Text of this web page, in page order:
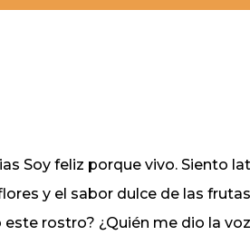
Soy feliz porque vivo. Siento
y el sabor dulce de las
rostro? ¿Quién me dio la